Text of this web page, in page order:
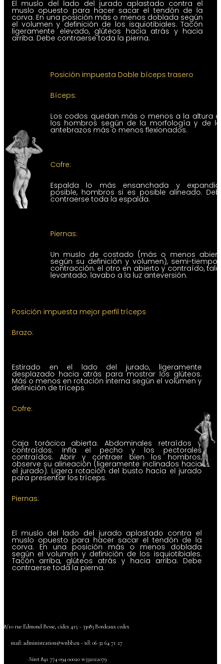
El muslo del lado del jurado aplastado contra el
muslo opuesto para hacer sacar el tendón de la
corva. En una posición más o menos doblada según
el volumen y definición de los isquiotibiales. Tacón
ligeramente elevado, glúteos hacia atrás y hacia
arriba. Debe contraerse toda la pierna.
Posición impuesta Doble bíceps trasero
Bíceps:
Los codos quedan más o menos a la altura
los hombros según de la morfología y de
antebrazos más o menos flexionados.
Cofre:
Espalda lo más ensanchada y
posible, hombros si es posible alineado.
contraerse toda la espalda.
Piernas:
Un muslo de costado (más o menos
según su definición y volumen), semi-tiempo
contracción. el otro en abierto y contraído,
levantado. lavabo a la luz anteversión.
Posición impuesta mejor perfil tríceps
Brazo:
Estirado en el lado del jurado, ligeramente
desplazado hacia atrás para mostrar los glúteos.
Más o menos en rotación interna según el volumen y
definición de tríceps
Cofre:
Caja torácica abierta. Abdominales retraídos y
contraídos. Infla el pecho y los pectorales
contraídos. Abrir y contraer bien los hombros,
observe su alineación (ligeramente inclinados hacia
el jurado). Ligera rotación del busto hacia el jurado
para presentar los tríceps.
Piernas:
El muslo del lado del jurado aplastado contra el
muslo opuesto para hacer sacar el tendón de la
corva. En una posición más o menos doblada
según el volumen y definición de los isquiotibiales.
Tacón arriba, glúteos atrás y hacia arriba. Debe
contraerse toda la pierna.
8/10 rue Edmond Besse, cidex 415 - 33083 Bordeaux cedex
mail: administration@wnbb.eu - tél: 06 32 64 71 27
-Siret 841 774 094 00020 w332022079